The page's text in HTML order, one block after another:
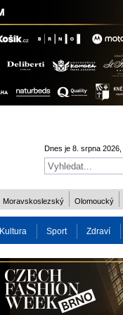
Dnes je 8. srpna 2026,
Moravskoslezský Olomoucký
Kultura Sport Zdraví
Charita Osobnost Více